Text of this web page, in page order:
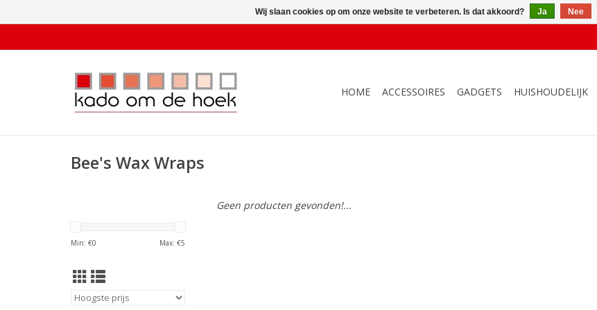
HOME ACCESSOIRES GADGETS HUISHOUDELIJK
Bee's Wax Wraps
Min: €0 Max: €5
Geen producten gevonden!...
Wij slaan cookies op om onze website te verbeteren. Is dat akkoord? Ja Nee